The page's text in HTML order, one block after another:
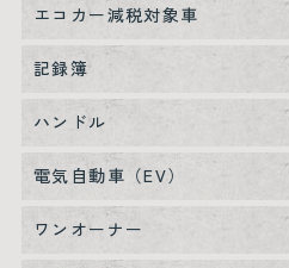
エコカー減税対象車
記録簿
ハンドル
電気自動車（EV）
ワンオーナー